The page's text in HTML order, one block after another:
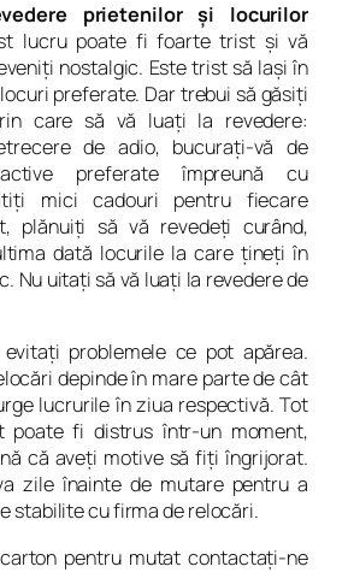
prietenilor şi locurilor
lucru poate fi foarte trist şi vă
nostalgic. Este trist să laşi în
preferate. Dar trebui să găsiţi
care să vă luaţi la revedere:
de adio, bucuraţi-vă de
preferate împreună cu
mici cadouri pentru fiecare
plănuiţi să vă revedeţi curând,
dată locurile la care ţineţi în
Nu uitaţi să vă luaţi la revedere de
problemele ce pot apărea.
depinde în mare parte de cât
lucrurile în ziua respectivă. Tot
poate fi distrus într-un moment,
că aveţi motive să fiţi îngrijorat.
zile înainte de mutare pentru a
stabilite cu firma de relocări.
pentru mutat contactaţi-ne